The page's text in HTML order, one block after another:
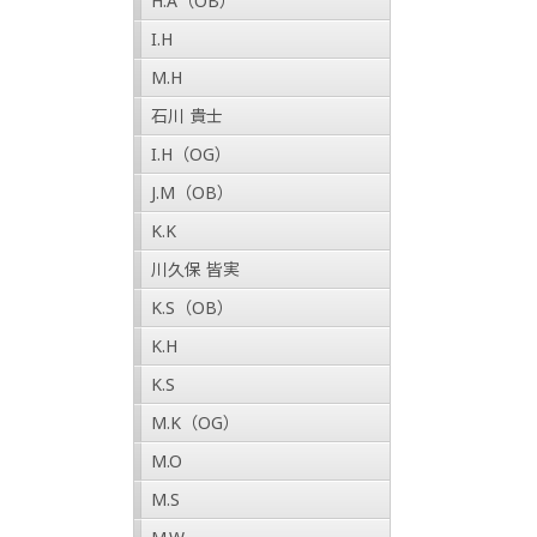
I.H
M.H
石川 貴士
I.H（OG）
J.M（OB）
K.K
川久保 皆実
K.S（OB）
K.H
K.S
M.K（OG）
M.O
M.S